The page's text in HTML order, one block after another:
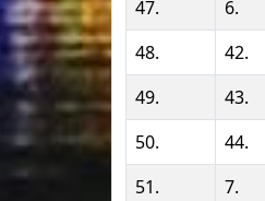
47.
6.
48.
42.
49.
43.
50.
44.
51.
7.